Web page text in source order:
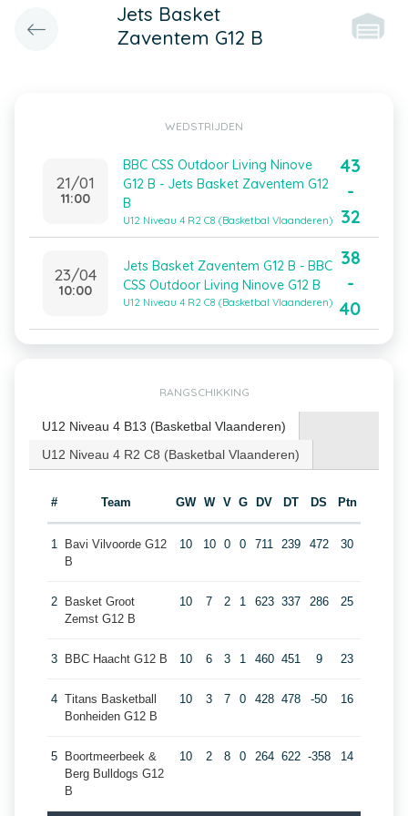
Jets Basket
Zaventem G12 B
WEDSTRIJDEN
21/01
11:00
BBC CSS Outdoor Living Ninove
G12 B - Jets Basket Zaventem G12
B
U12 Niveau 4 R2 C8 (Basketbal Vlaanderen)
43
-
32
23/04
10:00
Jets Basket Zaventem G12 B - BBC
CSS Outdoor Living Ninove G12 B
U12 Niveau 4 R2 C8 (Basketbal Vlaanderen)
38
-
40
RANGSCHIKKING
U12 Niveau 4 B13 (Basketbal Vlaanderen)
U12 Niveau 4 R2 C8 (Basketbal Vlaanderen)
# Team GW W V G DV DT DS Ptn
1
Bavi Vilvoorde G12
B
10 10 0 0 711 239 472 30
2
Basket Groot
Zemst G12 B
10 7 2 1 623 337 286 25
3 BBC Haacht G12 B 10 6 3 1 460 451 9 23
4 Titans Basketball
Bonheiden G12 B
10 3 7 0 428 478 -50 16
5
Boortmeerbeek &
Berg Bulldogs G12
B
10 2 8 0 264 622 -358 14